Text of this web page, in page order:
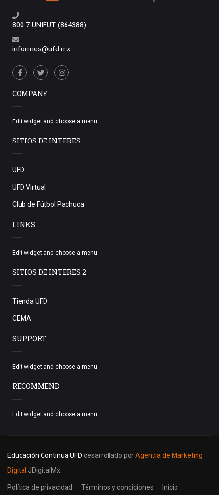
800 7 UNIFUT (864388)
informes@ufd.mx
COMPANY
Edit widget and choose a menu
SITIOS DE INTERES
UFD
UFD Virtual
Club de Fútbol Pachuca
LINKS
Edit widget and choose a menu
SITIOS DE INTERES 2
Tienda UFD
CEMA
SUPPORT
Edit widget and choose a menu
RECOMMEND
Edit widget and choose a menu
Educación Continua UFD desarrollado porAgencia de Marketing
Digital JDigitalMx.
Política de privacidad Términos y condiciones Inicio